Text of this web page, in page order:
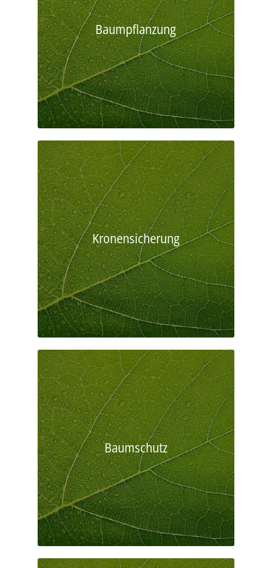
Baumpflanzung
Kronensicherung
Baumschutz